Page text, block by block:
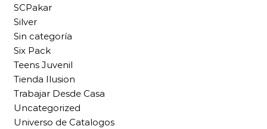
SCPakar
Silver
Sin categoría
Six Pack
Teens Juvenil
Tienda Ilusion
Trabajar Desde Casa
Uncategorized
Universo de Catalogos